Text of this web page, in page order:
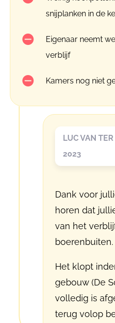
snijplanken in de
Eigenaar neemt
verblijf
Kamers nog niet
LUC VAN
2023
Dank voor
horen dat
van het
boerenbuiten.
Het klopt
gebouw (De
volledig is
terug volop